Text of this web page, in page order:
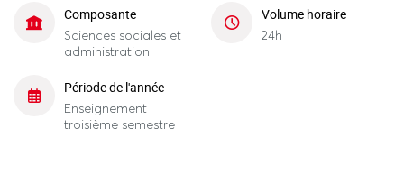
Composante
Sciences sociales et
administration
Volume horaire
24h
Période de l'année
Enseignement
troisième semestre